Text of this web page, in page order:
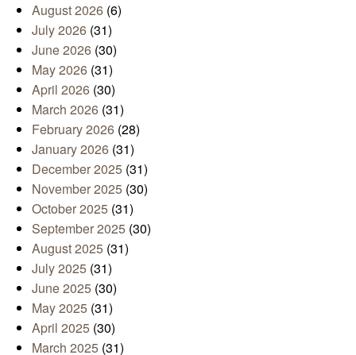
August 2026 (6)
July 2026 (31)
June 2026 (30)
May 2026 (31)
April 2026 (30)
March 2026 (31)
February 2026 (28)
January 2026 (31)
December 2025 (31)
November 2025 (30)
October 2025 (31)
September 2025 (30)
August 2025 (31)
July 2025 (31)
June 2025 (30)
May 2025 (31)
April 2025 (30)
March 2025 (31)